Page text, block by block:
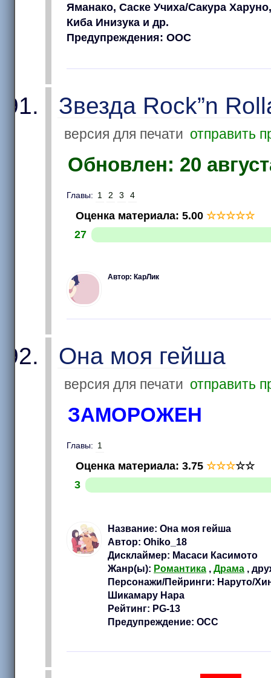
Яманако, Саске Учиха/Сакура
Киба Инизука и др.
Предупреждения: ООС
Звезда Rock”n
версия для печати отправить
Обновлен: 20
Главы: 1 2 3 4
Оценка материала: 5.00 ☆☆☆☆☆
27
Автор: КарЛик
Она моя гейша
версия для печати отправить
ЗАМОРОЖЕН
Главы: 1
Оценка материала: 3.75 ☆☆☆☆☆
3
Название: Она моя гейша
Автор: Ohiko_18
Дисклаймер: Масаси Касимото
Жанр(ы): Романтика , Драма ,
Персонажи/Пейринги: Наруто/
Шикамару Нара
Рейтинг: PG-13
Предупреждение: ОСС